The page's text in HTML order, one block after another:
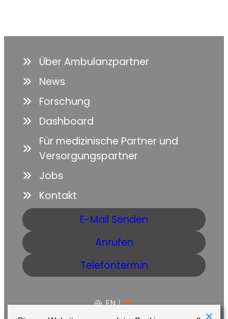
Über Ambulanzpartner
News
Forschung
Dashboard
Für medizinische Partner und
Versorgungspartner
Jobs
Kontakt
E-Mail Senden
Anrufen
Telefontermin
EN | DE